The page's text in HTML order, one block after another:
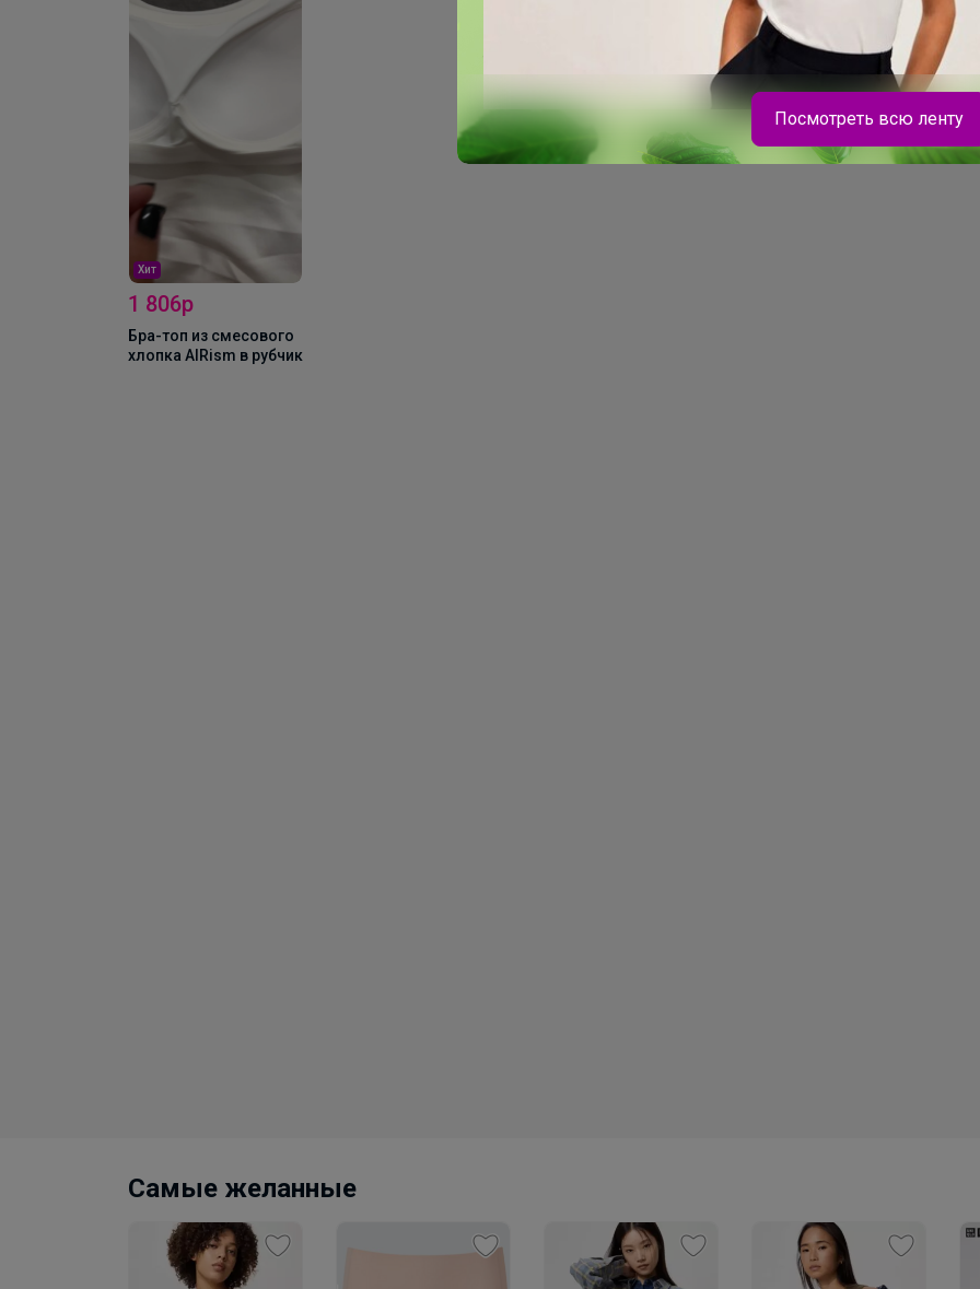
Хит
1 806р
Бра-топ из смесового
хлопка AIRism в рубчик
Самые желанные
Посмотреть всю ленту